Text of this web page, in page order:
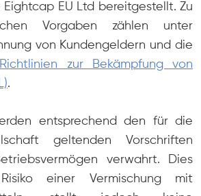
Eightcap EU Ltd bereitgestellt. Zu
Vorgaben zählen unter
von Kundengeldern und die
Richtlinien zur Bekämpfung von
.
entsprechend den für die
geltenden Vorschriften
verwahrt. Dies
einer Vermischung mit